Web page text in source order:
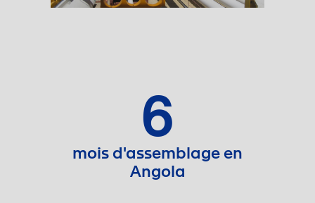
6
mois d'assemblage en
Angola